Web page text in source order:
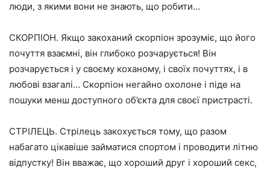
люди, з якими вони не знають, що робити…
СКОРПІОН. Якщо закоханий скорпіон зрозуміє, що його
почуття взаємні, він глибоко розчарується! Він
розчарується і у своєму коханому, і своїх почуттях, і в
любові взагалі… Скорпіон негайно охолоне і піде на
пошуки менш доступного об’єкта для своєї пристрасті.
СТРІЛЕЦЬ. Стрілець закохується тому, що разом
набагато цікавіше займатися спортом і проводити літню
відпустку! Він вважає, що хороший друг і хороший секс,